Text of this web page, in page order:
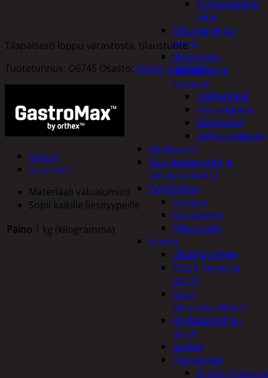
Kynsisakset ja
viilat
Pesuharjat ja -
sienet
Shampoot,
hoitaineet ja
saippuat
Hoitoaineet
Käsisaippuat
Shampoot
Suihkusaippuat
Hyvinvointi
Muu kauneuden ja
terveydenhoito
Pyykinpesu
Kuivaus
Pesuaineet
Pesupussit
Siivous
Liinat ja sienet
Mopit, harjat ja
varret
Muut
siivoustarvikkeet
Roskapussit ja -
astiat
Sankot
Pesuaineet
Tilapäisesti loppu varastosta, tilaustuote.
Tuotetunnus: O6745 Osasto: Padat ja kattilat
Kuvaus
Lisätiedot
Materiaali valualumiini
Sopii kaikille liesityypeille
Paino 1 kg (kilogramma)